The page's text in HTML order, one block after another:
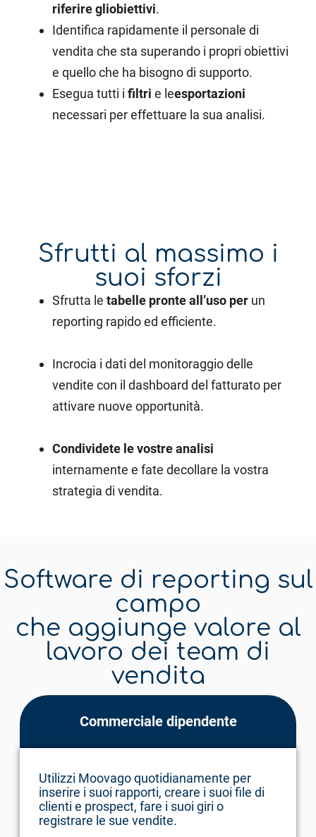
riferire gliobiettivi.
Identifica rapidamente il personale di
vendita che sta superando i propri obiettivi
e quello che ha bisogno di supporto.
Esegua tutti ifiltri e leesportazioni
necessari per effettuare la sua analisi.
Sfrutti al massimo i
suoi sforzi
Sfrutta letabelle pronte all’uso per un
reporting rapido ed efficiente.
Incrocia i dati del monitoraggio delle
vendite con il dashboard del fatturato per
attivare nuove opportunità.
Condividete le vostre analisi
internamente e fate decollare la vostra
strategia di vendita.
Software di reporting sul
campo
che aggiunge valore al
lavoro dei team di
vendita
Commerciale dipendente
Utilizzi Moovago quotidianamente per
inserire i suoi rapporti, creare i suoi file di
clienti e prospect, fare i suoi giri o
registrare le sue vendite.